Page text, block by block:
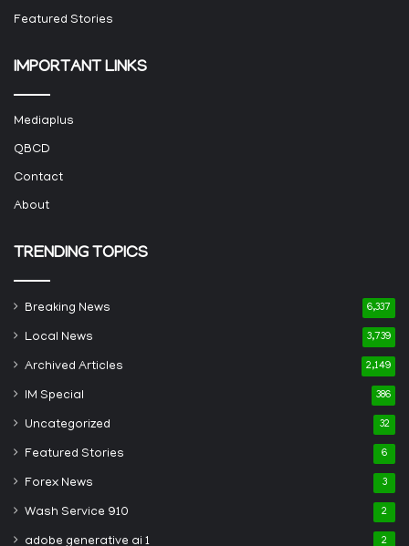
Featured Stories
IMPORTANT LINKS
Mediaplus
QBCD
Contact
About
TRENDING TOPICS
Breaking News 6,337
Local News 3,739
Archived Articles 2,149
IM Special 386
Uncategorized 32
Featured Stories 6
Forex News 3
Wash Service 910 2
adobe generative ai 1 2